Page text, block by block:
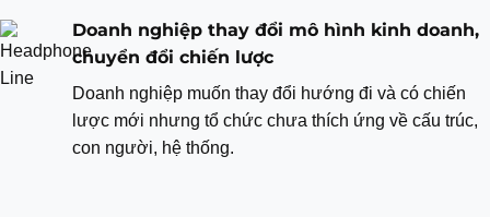
Doanh nghiệp thay đổi mô hình kinh doanh,
chuyển đổi chiến lược
Doanh nghiệp muốn thay đổi hướng đi và có chiến
lược mới nhưng tổ chức chưa thích ứng về cấu trúc,
con người, hệ thống.